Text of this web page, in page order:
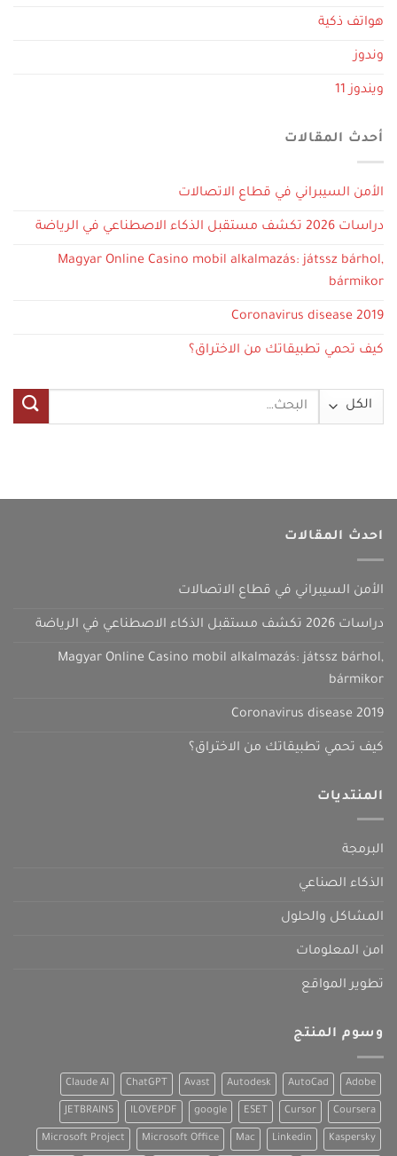
هواتف ذكية
وندوز
ويندوز 11
أحدث المقالات
الأمن السيبراني في قطاع الاتصالات
دراسات 2026 تكشف مستقبل الذكاء الاصطناعي في الرياضة
Magyar Online Casino mobil alkalmazás: játssz bárhol,
bármikor
Coronavirus disease 2019
كيف تحمي تطبيقاتك من الاختراق؟
البحث
احدث المقالات
الأمن السيبراني في قطاع الاتصالات
دراسات 2026 تكشف مستقبل الذكاء الاصطناعي في الرياضة
Magyar Online Casino mobil alkalmazás: játssz bárhol,
bármikor
Coronavirus disease 2019
كيف تحمي تطبيقاتك من الاختراق؟
المنتديات
البرمجة
الذكاء الصناعي
المشاكل والحلول
امن المعلومات
تطوير المواقع
وسوم المنتج
Adobe
AutoCad
Autodesk
Avast
ChatGPT
Claude AI
Coursera
Cursor
ESET
google
ILOVEPDF
JETBRAINS
Kaspersky
Linkedin
Mac
Microsoft Office
Microsoft Project